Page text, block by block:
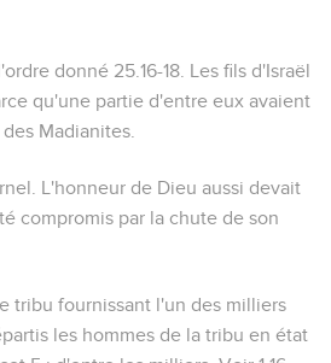
donné 25.16-18 . Les fils d'Israël
qu'une partie d'entre eux avaient
Madianites.
. L'honneur de Dieu aussi devait
compromis par la chute de son
tribu fournissant l'un des milliers
les hommes de la tribu en état